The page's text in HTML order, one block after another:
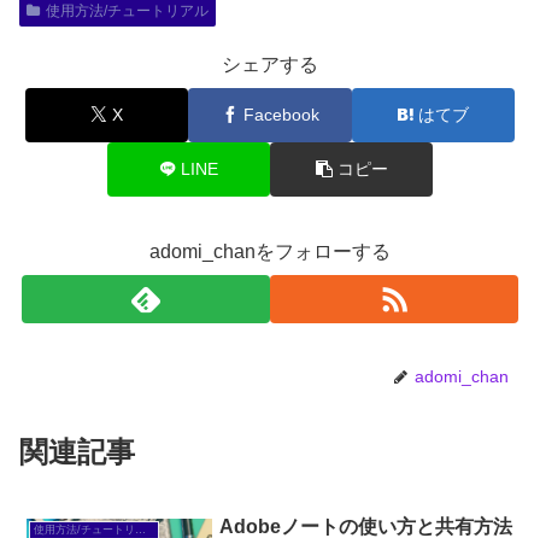
使用方法/チュートリアル
シェアする
X Facebook はてブ
LINE コピー
adomi_chanをフォローする
adomi_chan
関連記事
Adobeノートの使い方と共有方法